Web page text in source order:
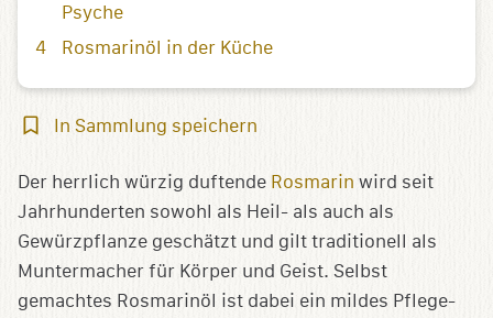
Psyche
Rosmarinöl in der Küche
In
speichern
In Sammlung speichern
Der herrlich würzig duftende Rosmarin wird seit
Jahrhunderten sowohl als Heil- als auch als
Gewürzpflanze geschätzt und gilt traditionell als
Muntermacher für Körper und Geist. Selbst
gemachtes Rosmarinöl ist dabei ein mildes Pflege-